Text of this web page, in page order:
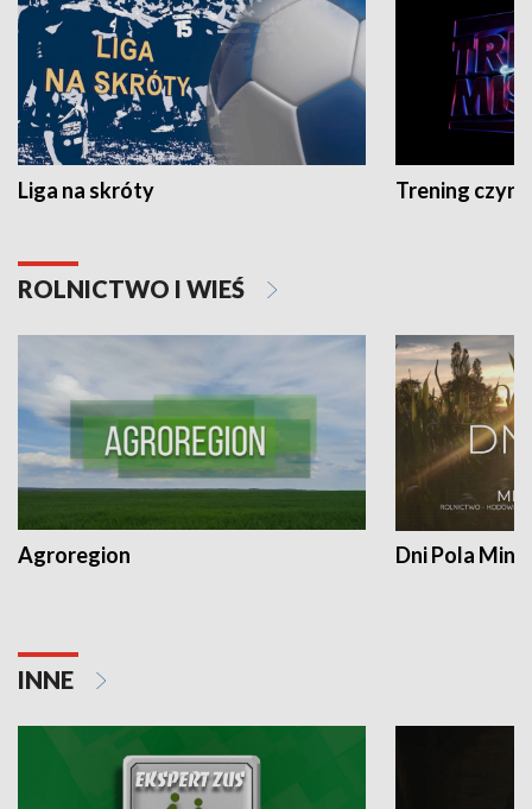
Liga na skróty Trening czyni
ROLNICTWO I WIEŚ
Agroregion Dni Pola
INNE